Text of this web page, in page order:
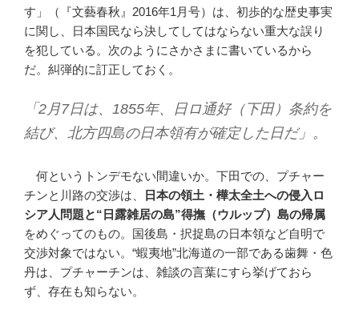
す」（『文藝春秋』2016年1月号）は、初歩的な歴史事実
に関し、日本国民なら決してしてはならない重大な誤り
を犯している。次のようにさかさまに書いているから
だ。糾弾的に訂正しておく。
「2月7日は、1855年、日ロ通好（下田）条約を
結び、北方四島の日本領有が確定した日だ」。
何というトンデモない間違いか。下田での、プチャー
チンと川路の交渉は、
日本の領土・樺太全土への侵入ロ
シア人問題と“ 日露雑居の島”得撫 （ウルップ） 島の帰属
をめぐってのもの。国後島・択捉島の日本領など自明で
交渉対象ではない。“蝦夷地”北海道の一部である歯舞・色
丹は、プチャーチンは、雑談の言葉にすら挙げておら
ず、存在も知らない。